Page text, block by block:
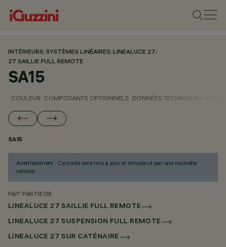
INTÉRIEURS/SYSTÈMES LINÉAIRES/LINEALUCE 27/
27 SAILLIE FULL REMOTE
SA15
COULEUR COMPOSANTS OPTIONNELS DONNÉES TECHNIQUES
SA15
Avertissement : Ce code sera mis à jour et remplacé par une nouvelle
version.
FAIT PARTIE DE
LINEALUCE 27 SAILLIE FULL REMOTE
LINEALUCE 27 SUSPENSION FULL REMOTE
LINEALUCE 27 SUR CATÉNAIRE